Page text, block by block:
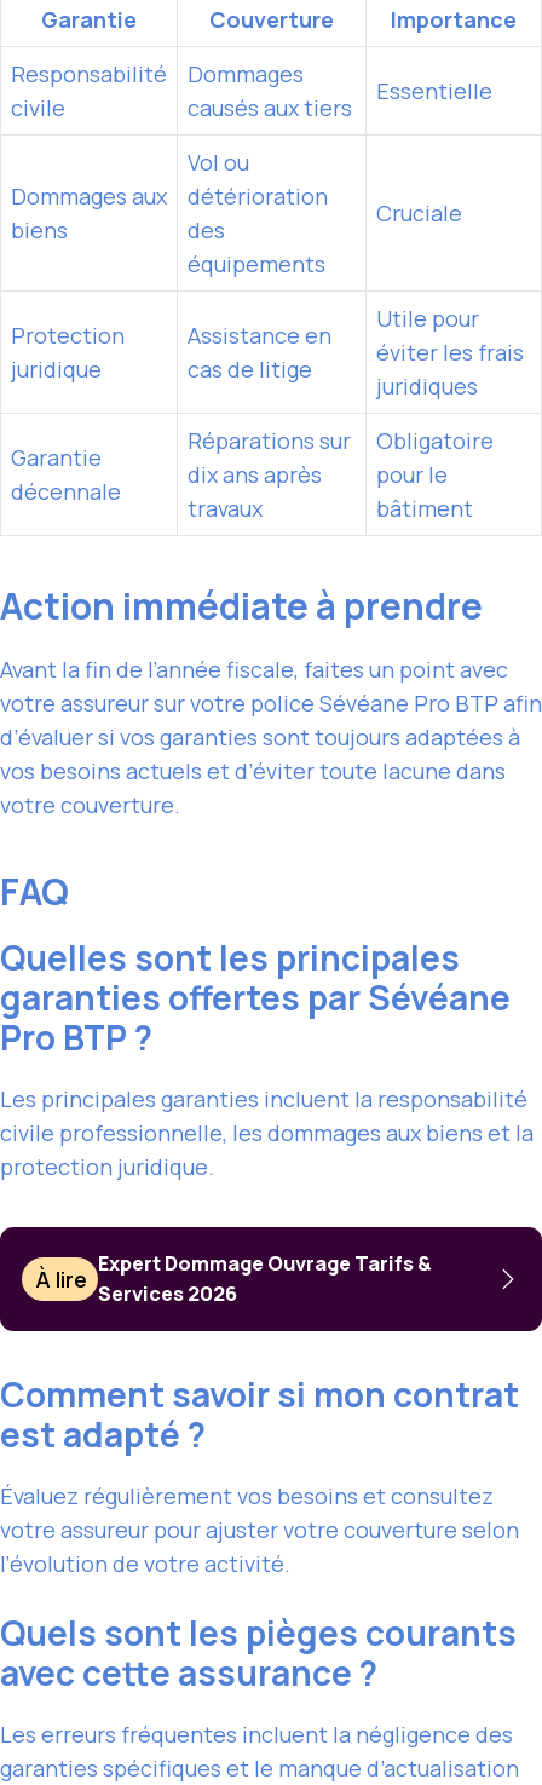
Garantie Couverture
Importance
Responsabilité
civile
Dommages
causés aux tiers
Essentielle
Dommages aux
biens
Vol ou
détérioration
des
équipements
Cruciale
Protection
juridique
Assistance en
cas de litige
Utile pour
éviter les frais
juridiques
Garantie
décennale
Réparations sur
dix ans après
travaux
Obligatoire
pour le
bâtiment
Action immédiate à prendre
Avant la fin de l’année fiscale, faites un point avec
votre assureur sur votre police Sévéane Pro BTP afin
d’évaluer si vos garanties sont toujours adaptées à
vos besoins actuels et d’éviter toute lacune dans
votre couverture.
FAQ
Quelles sont les principales
garanties offertes par Sévéane
Pro BTP ?
Les principales garanties incluent la responsabilité
civile professionnelle, les dommages aux biens et la
protection juridique.
À lire
Expert Dommage Ouvrage Tarifs &
Services 2026
Comment savoir si mon contrat
est adapté ?
Évaluez régulièrement vos besoins et consultez
votre assureur pour ajuster votre couverture selon
l’évolution de votre activité.
Quels sont les pièges courants
avec cette assurance ?
Les erreurs fréquentes incluent la négligence des
garanties spécifiques et le manque d’actualisation